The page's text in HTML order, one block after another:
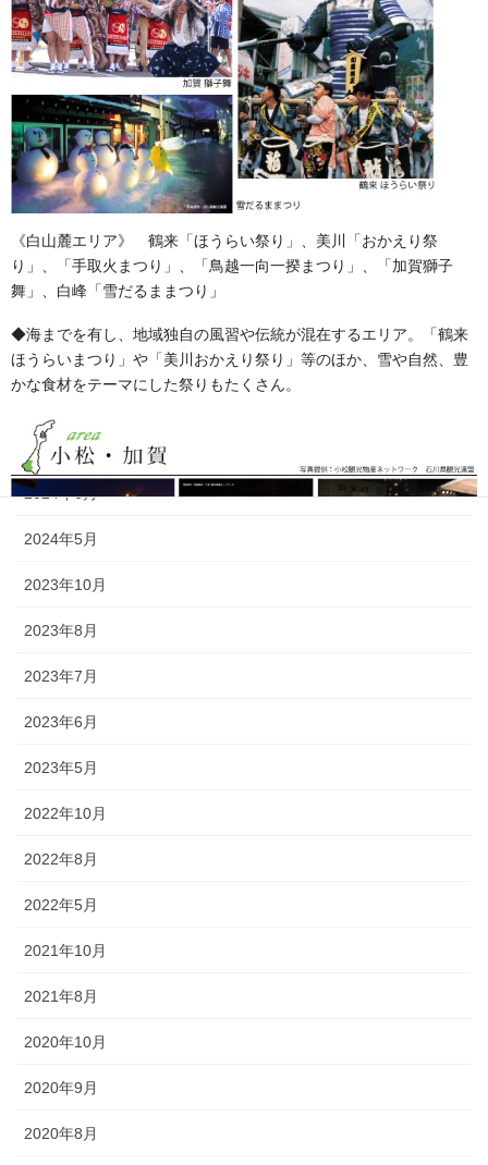
2026年8月
2026年7月
2026年6月
2026年5月
2026年2月
2025年7月
2025年5月
2024年9月
2024年6月
2024年5月
2023年10月
2023年8月
2023年7月
2023年6月
2023年5月
2022年10月
2022年8月
2022年5月
2021年10月
2021年8月
2020年10月
2020年9月
2020年8月
《白山麓エリア》 鶴来「ほうらい祭り」、美川「おかえり祭
り」、「手取火まつり」、「鳥越一向一揆まつり」、「加賀獅子
舞」、白峰「雪だるままつり」
◆海までを有し、地域独自の風習や伝統が混在するエリア。「鶴来
ほうらいまつり」や「美川おかえり祭り」等のほか、雪や自然、豊
かな食材をテーマにした祭りもたくさん。
《小松・加賀エリア》 小松「安宅まつり」、小松「おっしょべま
まつり」、「山代大田楽」
◆城下町・小松や大聖寺藩の影響を色濃く残す町衆文化の祭りが伝
の威勢のいい温泉地での伝統ある祭事が多く行われます。
森佐では、石川県はもとより、それぞれの地域のお祭りにあわせた半天・法被やお祭